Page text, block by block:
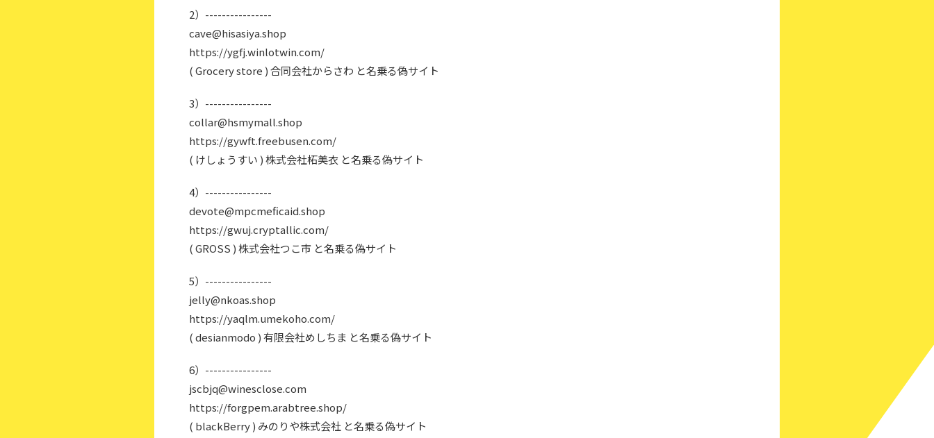
2）----------------
cave@hisasiya.shop
https://ygfj.winlotwin.com/
( Grocery store ) 合同会社からさわ と名乗る偽サイト
3）----------------
collar@hsmymall.shop
https://gywft.freebusen.com/
( けしょうすい ) 株式会社柘美衣 と名乗る偽サイト
4）----------------
devote@mpcmeficaid.shop
https://gwuj.cryptallic.com/
( GROSS ) 株式会社つこ市 と名乗る偽サイト
5）----------------
jelly@nkoas.shop
https://yaqlm.umekoho.com/
( desianmodo ) 有限会社めしちま と名乗る偽サイト
6）----------------
jscbjq@winesclose.com
https://forgpem.arabtree.shop/
( blackBerry ) みのりや株式会社 と名乗る偽サイト